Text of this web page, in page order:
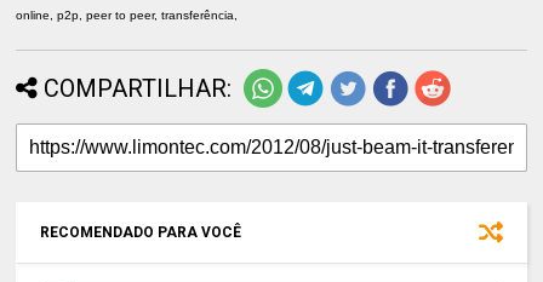
online, p2p, peer to peer, transferência,
COMPARTILHAR:
RECOMENDADO PARA VOCÊ